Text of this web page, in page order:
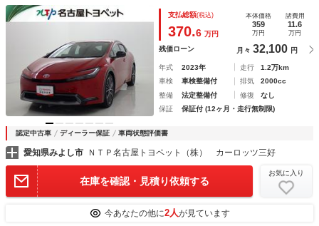
ム 盗難防止システム
支払総額(税込)
370.6 万円
本体価格
359
万円
諸費用
11.6
万円
残価ローン 月々 32,100 円
年式 2023年 走行
1.2万km
車検
車検整備付 排気
2000cc
整備
法定整備付 修復
なし
保証
保証付 (12ヶ月・走行無制限)
認定中古車 ディーラー保証 車両状態評価書
愛知県みよし市 ＮＴＰ名古屋トヨペット（株） カーロッツ三好
在庫を確認・見積り依頼する
お気に入り
今あなたの他に2人が見ています